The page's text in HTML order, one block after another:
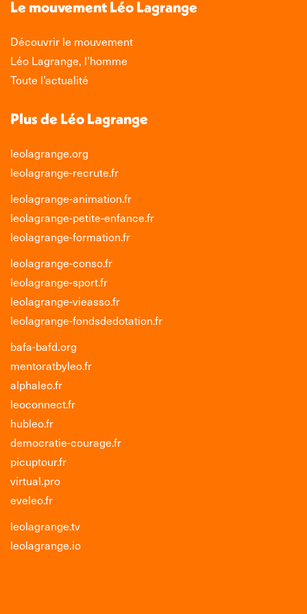
fenêtrefenêtrefenêtrefenêtre
Le mouvement Léo Lagrange
Découvrir le mouvement
Léo Lagrange, l’homme
Toute l’actualité
Plus de Léo Lagrange
leolagrange.org
leolagrange-recrute.fr
leolagrange-animation.fr
leolagrange-petite-enfance.fr
leolagrange-formation.fr
leolagrange-conso.fr
leolagrange-sport.fr
leolagrange-vieasso.fr
leolagrange-fondsdedotation.fr
bafa-bafd.org
mentoratbyleo.fr
alphaleo.fr
leoconnect.fr
hubleo.fr
democratie-courage.fr
picuptour.fr
virtual.pro
eveleo.fr
leolagrange.tv
leolagrange.io